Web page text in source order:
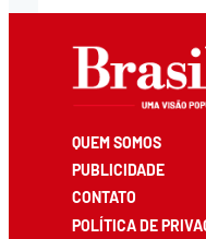
QUEM SOMOS
PUBLICIDADE
CONTATO
POLÍTICA DE